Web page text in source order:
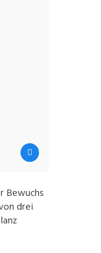
Bewuchs
drei